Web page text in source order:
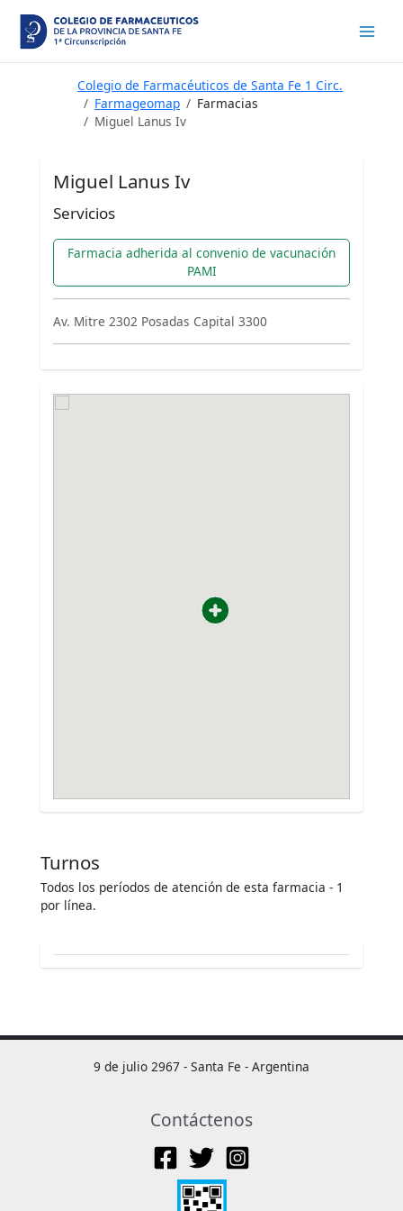
contenido
Colegio de Farmacéuticos de Santa Fe 1 Circ.
Farmageomap
Farmacias
Miguel Lanus Iv
Miguel Lanus Iv
Servicios
Farmacia adherida al convenio de vacunación
PAMI
Av. Mitre 2302 Posadas Capital 3300
Turnos
Todos los períodos de atención de esta farmacia - 1
por línea.
9 de julio 2967 - Santa Fe - Argentina
Contáctenos